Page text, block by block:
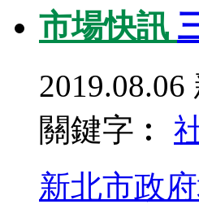
市場快訊
2019.08.06
關鍵字︰
新北市政